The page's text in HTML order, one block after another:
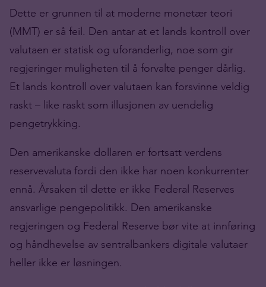
Dette er grunnen til at moderne monetær teori
(MMT) er så feil. Den antar at et lands kontroll over
valutaen er statisk og uforanderlig, noe som gir
regjeringer muligheten til å forvalte penger dårlig.
Et lands kontroll over valutaen kan forsvinne veldig
raskt – like raskt som illusjonen av uendelig
pengetrykking.
Den amerikanske dollaren er fortsatt verdens
reservevaluta fordi den ikke har noen konkurrenter
ennå. Årsaken til dette er ikke Federal Reserves
ansvarlige pengepolitikk. Den amerikanske
regjeringen og Federal Reserve bør vite at innføring
og håndhevelse av sentralbankers digitale valutaer
heller ikke er løsningen.